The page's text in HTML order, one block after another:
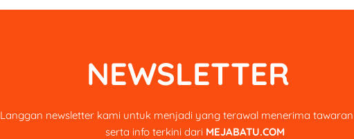
NEWSLETTER
Langgan newsletter kami untuk menjadi yang terawal menerima
serta info terkini dari MEJABATU.COM